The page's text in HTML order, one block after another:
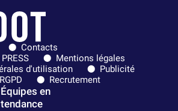
Contacts
Mentions légales
d'utilisation
Publicité
Recrutement
Équipes en
tendance